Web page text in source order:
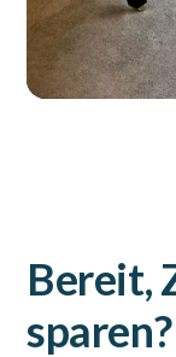
Bereit,
sparen?